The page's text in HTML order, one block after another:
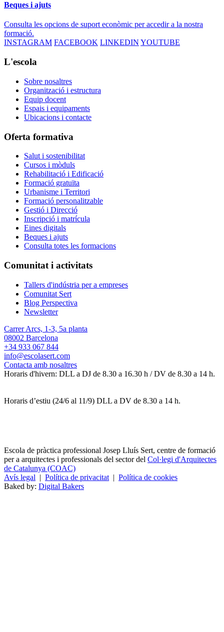
Beques i ajuts
Consulta les opcions de suport econòmic per accedir a la nostra
formació.
INSTAGRAM FACEBOOK LINKEDIN YOUTUBE
L'escola
Sobre nosaltres
Organització i estructura
Equip docent
Espais i equipaments
Ubicacions i contacte
Oferta formativa
Salut i sostenibilitat
Cursos i mòduls
Rehabilitació i Edificació
Formació gratuïta
Urbanisme i Territori
Formació personalitzable
Gestió i Direcció
Inscripció i matrícula
Eines digitals
Beques i ajuts
Consulta totes les formacions
Comunitat i activitats
Tallers d'indústria per a empreses
Comunitat Sert
Blog Perspectiva
Newsletter
Carrer Arcs, 1-3, 5a planta
08002 Barcelona
+34 933 067 844
info@escolasert.com
Contacta amb nosaltres
Horaris d'hivern: DLL a DJ de 8.30 a 16.30 h / DV de 8.30 a 14 h.
Horaris d’estiu (24/6 al 11/9) DLL a DV de 8.30 a 14 h.
Escola de pràctica professional Josep Lluís Sert, centre de formació
per a arquitectes i professionals del sector del Col·legi d'Arquitectes
de Catalunya (COAC)
Avís legal | Política de privacitat | Política de cookies
Baked by: Digital Bakers